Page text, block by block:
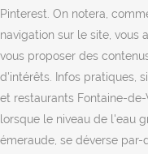
Pinterest. On notera,
navigation sur le site, vous
vous proposer des
d'intérêts. Infos pratiques,
et restaurants Fontaine-
lorsque le niveau de l'eau
émeraude, se déverse